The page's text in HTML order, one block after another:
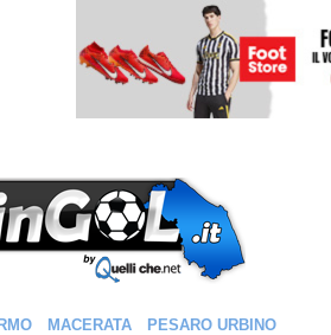
MACERATA PESARO URBINO